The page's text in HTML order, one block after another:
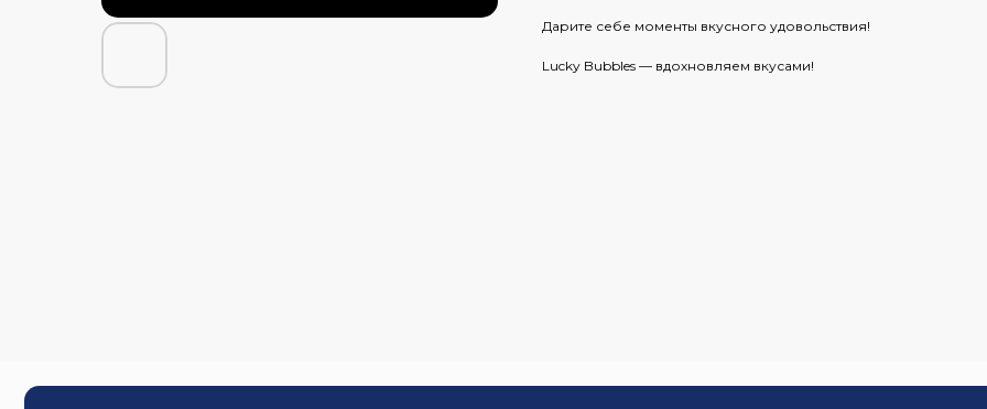
Дарите себе моменты вкусного удовольствия!
Lucky Bubbles — вдохновляем вкусами!
Магазины +7 (499) 650-81-51